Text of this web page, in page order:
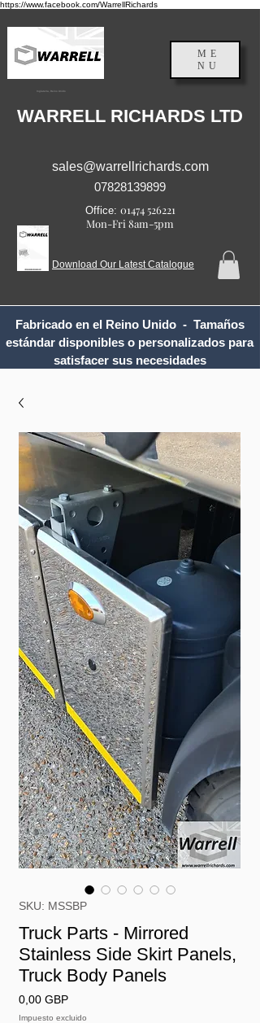
https://www.facebook.com/WarrellRichards
Inglaterra, Reino Unido
ME
NU
WARRELL RICHARDS LTD
sales@warrellrichards.com
07828139899
Office: 01474 526221
Mon-Fri 8am-5pm
Download Our Latest Catalogue
Fabricado en el Reino Unido - Tamaños
estándar disponibles o personalizados para
satisfacer sus necesidades
SKU: MSSBP
Truck Parts - Mirrored
Stainless Side Skirt Panels,
Truck Body Panels
0,00 GBPPrecio
Impuesto excluido